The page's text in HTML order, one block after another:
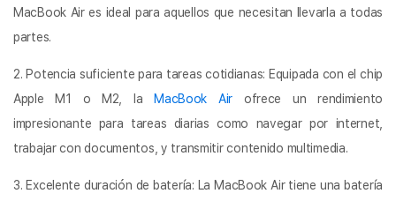
MacBook Air es ideal para aquellos que necesitan llevarla a todas
partes.
2. Potencia suficiente para tareas cotidianas: Equipada con el chip
Apple M1 o M2, la
MacBook Air ofrece un rendimiento
impresionante para tareas diarias como navegar por internet,
trabajar con documentos, y transmitir contenido multimedia.
3. Excelente duración de batería: La MacBook Air tiene una batería